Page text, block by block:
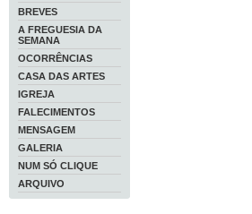
BREVES
A FREGUESIA DA
SEMANA
OCORRÊNCIAS
CASA DAS ARTES
IGREJA
FALECIMENTOS
MENSAGEM
GALERIA
NUM SÓ CLIQUE
ARQUIVO